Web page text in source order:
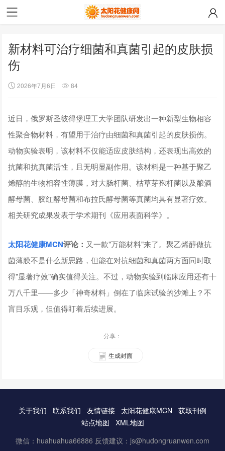
新材料可治疗细菌和真菌引起的皮肤损
伤
2026年7月6日 84
近日，俄罗斯圣彼得堡理工大学团队研发出一种新型生物相容
性聚合物材料，有望用于治疗由细菌和真菌引起的皮肤损伤。
动物实验表明，该材料不仅能适应皮肤结构，还表现出高效的
抗菌和抗真菌活性，且无明显副作用。该材料是一种基于聚乙
烯醇的生物相容性薄膜，对大肠杆菌、枯草芽孢杆菌以及酿酒
酵母菌、胶红酵母菌和布拉氏酵母菌等真菌均具有显著疗效。
相关研究成果发表于学术期刊《应用表面科学》。
太阳花健康MCN评论： 又一款"万能材料"来了。聚乙烯醇做抗
菌薄膜不是什么新思路，但能在对抗细菌和真菌两方面同时取
得"显著疗效"确实值得关注。不过，动物实验到临床应用还有十
万八千里——多少「神奇材料」倒在了临床试验的沙滩上？不
盲目乐观，但值得盯着后续进展。
分享：
生成封面
关于我们 联系我们 友情链接 太阳花健康MCN
获取刊例
站点地图
XML地图
微信：huahuahua66886 反馈建议：js@hudongruanwen.com